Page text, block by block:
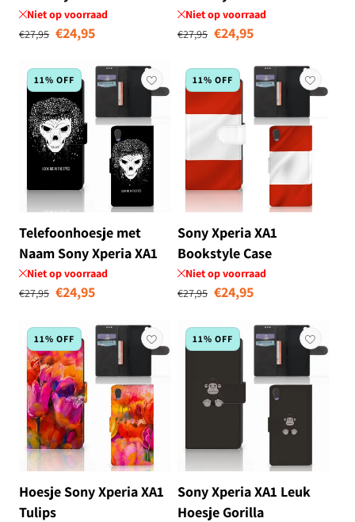
Belgische Vlag
Niet op voorraad
Normale prijs
€27,95 Aanbiedingsprijs
€24,95
Nederlandse Vlag
Niet op voorraad
Normale prijs
€27,95 €24,95
11% OFF
Telefoonhoesje met
Naam Sony Xperia XA1
Skull Hair
Niet op voorraad
Normale prijs
€27,95 Aanbiedingsprijs
€24,95
11% OFF
Sony Xperia XA1
Bookstyle Case
Oostenrijk
Niet op voorraad
Normale prijs
€27,95 €24,95
11% OFF
Hoesje Sony Xperia XA1
Tulips
11% OFF
Sony Xperia XA1 Leuk
Hoesje Gorilla